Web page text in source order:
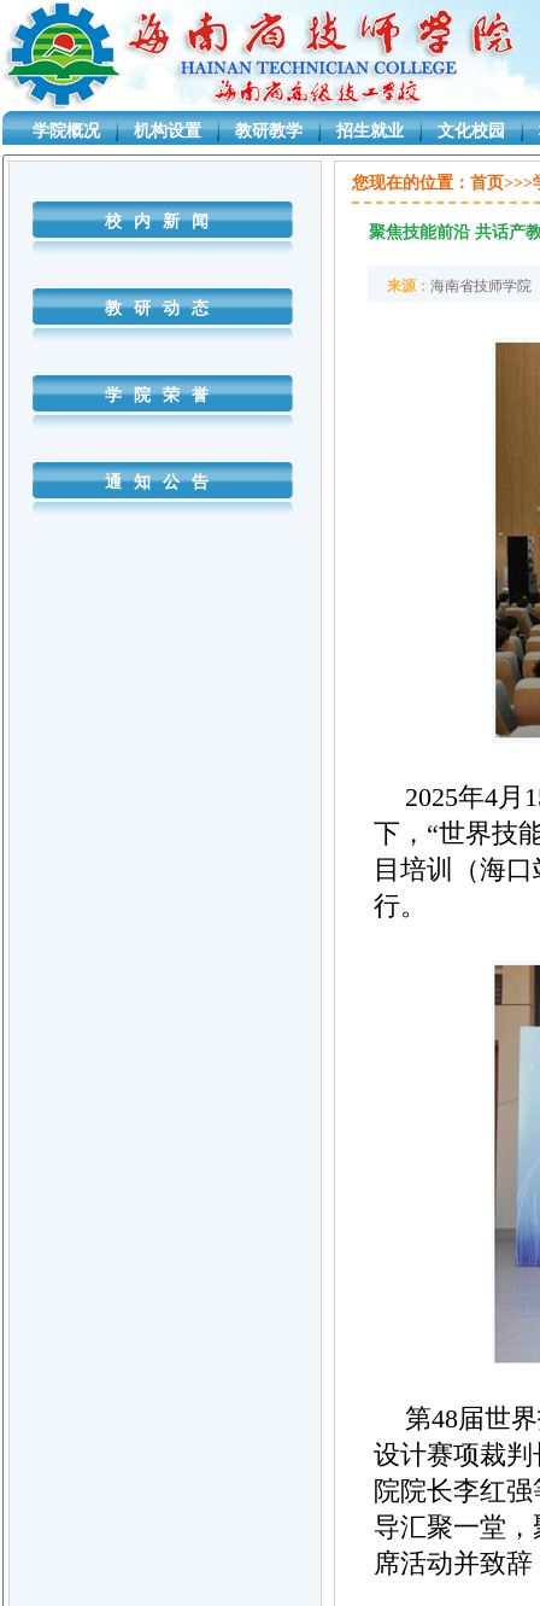
学院概况 机构设置 教研教学 招生就业 文化校园
D:\CYJ\Projects\sjxsystem\SjxSystem.Business\AgenClass.cs
校内新闻
教研动态
学院荣誉
通知公告
您现在的位置： 首页>>>
聚焦技能前沿 共话产
来源： 海南省技师学院
2025年4月
下，“世界技
目培训（海
行。
第48届世
设计赛项裁
院院长李红
导汇聚一堂
席活动并致